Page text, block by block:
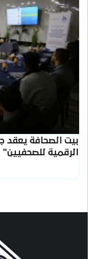
بيت الصحافة يعقد
الرقمية للصحفيين"